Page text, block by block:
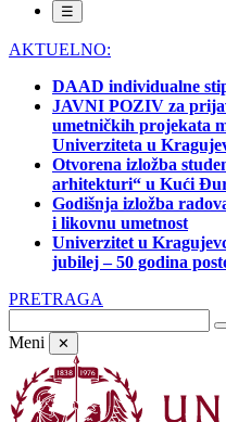
☰
AKTUELNO:
DAAD individualne
JAVNI POZIV za
umetničkih projekata
Univerziteta u
Otvorena izložba
arhitekturi“ u Kući
Godišnja izložba
i likovnu umetnost
Univerzitet u
jubilej – 50 godina
PRETRAGA
Meni ✕